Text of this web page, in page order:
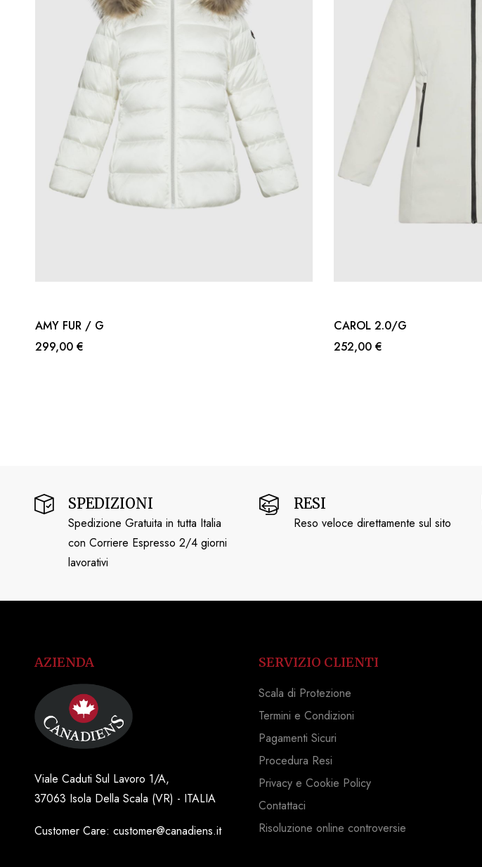
AMY FUR / G
299,00 €
CAROL 2.0/G
252,00 €
SPEDIZIONI
Spedizione Gratuita in tutta Italia
con Corriere Espresso 2/4 giorni
lavorativi
RESI
Reso veloce direttamente sul sito
AZIENDA
Viale Caduti Sul Lavoro 1/A,
37063 Isola Della Scala (VR) - ITALIA
Customer Care: customer@canadiens.it
SERVIZIO CLIENTI
Scala di Protezione
Termini e Condizioni
Pagamenti Sicuri
Procedura Resi
Privacy e Cookie Policy
Contattaci
Risoluzione online controversie